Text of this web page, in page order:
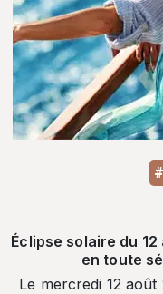
Éclipse solaire du
en toute
Le mercredi 12